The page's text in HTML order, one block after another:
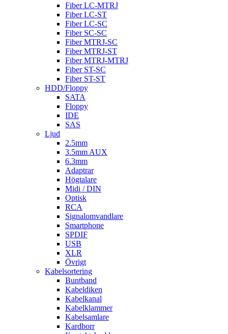
Fiber LC-MTRJ
Fiber LC-ST
Fiber LC-SC
Fiber SC-SC
Fiber MTRJ-SC
Fiber MTRJ-ST
Fiber MTRJ-MTRJ
Fiber ST-SC
Fiber ST-ST
HDD/Floppy
SATA
Floppy
IDE
SAS
Ljud
2.5mm
3.5mm AUX
6.3mm
Adaptrar
Högtalare
Midi / DIN
Optisk
RCA
Signalomvandlare
Smartphone
SPDIF
USB
XLR
Övrigt
Kabelsortering
Buntband
Kabeldiken
Kabelkanal
Kabelklammer
Kabelsamlare
Kardborr